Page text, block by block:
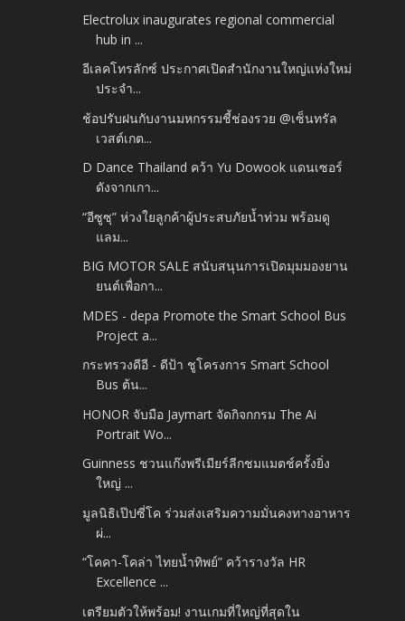
Electrolux inaugurates regional commercial
hub in ...
อีเลคโทรลักซ์ ประกาศเปิดสำนักงานใหญ่แห่งใหม่
ประจำ...
ช้อปรับฝนกับงานมหกรรมชี้ช่องรวย @เซ็นทรัล
เวสต์เกต...
D Dance Thailand คว้า Yu Dowook แดนเซอร์
ดังจากเกา...
“อีซูซุ” ห่วงใยลูกค้าผู้ประสบภัยน้ำท่วม พร้อมดู
แลม...
BIG MOTOR SALE สนับสนุนการเปิดมุมมองยาน
ยนต์เพื่อกา...
MDES - depa Promote the Smart School Bus
Project a...
กระทรวงดีอี - ดีป้า ชูโครงการ Smart School
Bus ต้น...
HONOR จับมือ Jaymart จัดกิจกกรม The Ai
Portrait Wo...
Guinness ชวนแก๊งพรีเมียร์ลีกชมแมตช์ครั้งยิ่ง
ใหญ่ ...
มูลนิธิเป๊ปซี่โค ร่วมส่งเสริมความมั่นคงทางอาหาร
ผ่...
“โคคา-โคล่า ไทยน้ำทิพย์” คว้ารางวัล HR
Excellence ...
เตรียมตัวให้พร้อม! งานเกมที่ใหญ่ที่สุดใน